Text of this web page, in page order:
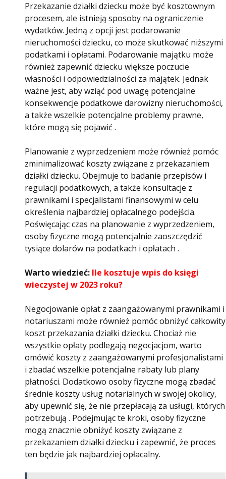
Przekazanie działki dziecku może być kosztownym
procesem, ale istnieją sposoby na ograniczenie
wydatków. Jedną z opcji jest podarowanie
nieruchomości dziecku, co może skutkować niższymi
podatkami i opłatami. Podarowanie majątku może
również zapewnić dziecku większe poczucie
własności i odpowiedzialności za majątek. Jednak
ważne jest, aby wziąć pod uwagę potencjalne
konsekwencje podatkowe darowizny nieruchomości,
a także wszelkie potencjalne problemy prawne,
które mogą się pojawić .
Planowanie z wyprzedzeniem może również pomóc
zminimalizować koszty związane z przekazaniem
działki dziecku. Obejmuje to badanie przepisów i
regulacji podatkowych, a także konsultacje z
prawnikami i specjalistami finansowymi w celu
określenia najbardziej opłacalnego podejścia.
Poświęcając czas na planowanie z wyprzedzeniem,
osoby fizyczne mogą potencjalnie zaoszczędzić
tysiące dolarów na podatkach i opłatach .
Warto wiedzieć: Ile kosztuje wpis do księgi
wieczystej w 2023 roku?
Negocjowanie opłat z zaangażowanymi prawnikami i
notariuszami może również pomóc obniżyć całkowity
koszt przekazania działki dziecku. Chociaż nie
wszystkie opłaty podlegają negocjacjom, warto
omówić koszty z zaangażowanymi profesjonalistami
i zbadać wszelkie potencjalne rabaty lub plany
płatności. Dodatkowo osoby fizyczne mogą zbadać
średnie koszty usług notarialnych w swojej okolicy,
aby upewnić się, że nie przepłacają za usługi, których
potrzebują . Podejmując te kroki, osoby fizyczne
mogą znacznie obniżyć koszty związane z
przekazaniem działki dziecku i zapewnić, że proces
ten będzie jak najbardziej opłacalny.